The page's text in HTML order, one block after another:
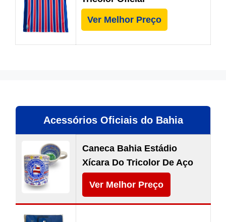
Ver Melhor Preço
Acessórios Oficiais do Bahia
Caneca Bahia Estádio
Xícara Do Tricolor De Aço
Ver Melhor Preço